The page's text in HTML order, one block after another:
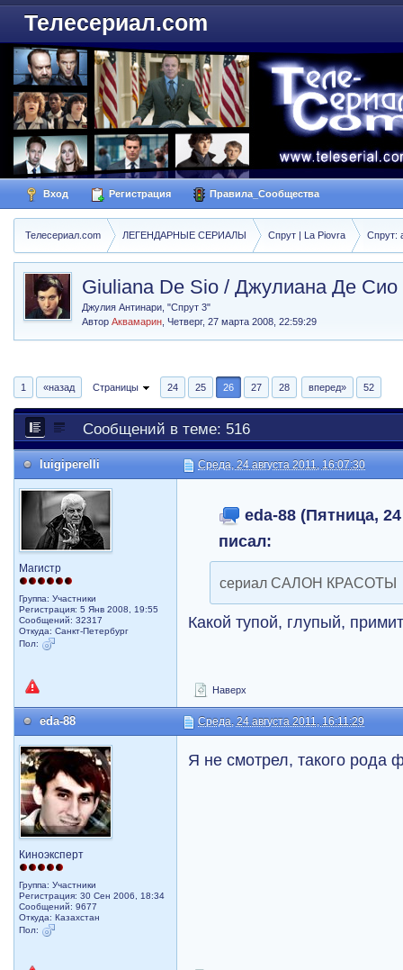
Телесериал.com
Вход Регистрация Правила_Сообщества
Телесериал.com ЛЕГЕНДАРНЫЕ СЕРИАЛЫ Спрут | La Piovra Спрут:
Giuliana De Sio / Джулиана Де Сио
Джулия Антинари, "Спрут 3"
АвторАквамарин ,Четверг, 27 марта 2008, 22:59:29
1 «назад Страницы 24 25 26 27 28 вперед» 52
Сообщений в теме: 516
luigiperelli Среда, 24 августа 2011, 16:07:30
Магистр
Группа: Участники
Регистрация: 5 Янв 2008, 19:55
Сообщений: 32317
Откуда: Санкт-Петербург
Пол:
eda-88 (Пятница,
писал:
сериал САЛОН КРАСОТЫ
Какой тупой, глупый,
Наверх
eda-88 Среда, 24 августа 2011, 16:11:29
Киноэксперт
Группа: Участники
Регистрация: 30 Сен 2006, 18:34
Сообщений: 9677
Откуда: Казахстан
Пол:
Я не смотрел, такого